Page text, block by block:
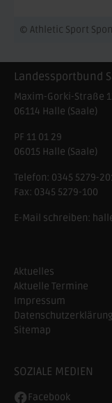
© Athletic Sport
Landessportbund
Maxim-Gorki-Straße
06114 Halle (Saale)
PF 11 01 29
06015 Halle (Saale)
Telefon: 0345 5279-
Fax: 0345 5279-100
E-Mail schreiben:
Aktuelles
Aktuelle Termine
Impressum
Datenschutzerklärung
Sitemap
SOZIALE MEDIEN
Facebook